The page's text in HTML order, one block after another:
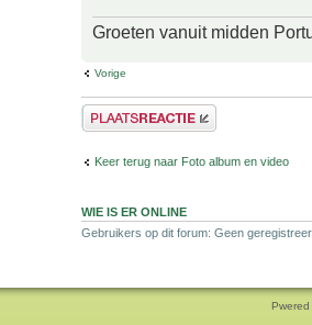
Groeten vanuit midden
Vorige
Plaats een reactie
Keer terug naar Foto album en video
WIE IS ER ONLINE
Gebruikers op dit forum: Geen